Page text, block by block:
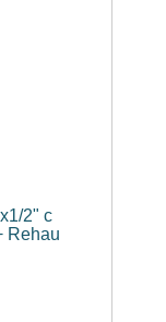
2" с
Rehau